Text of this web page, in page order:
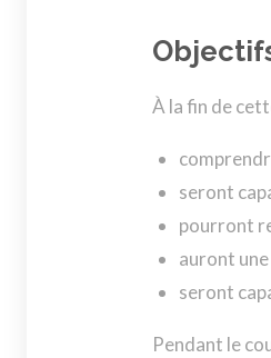
À la fin de
seront
pourront
auront
seront
Pendant le